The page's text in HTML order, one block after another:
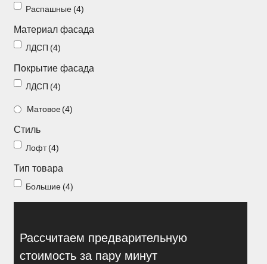
Распашные шкафы
+7 (926) 192-03-75
Доставка
Сотрудничество
Оплата
Каталог
Распашные (4)
Материал фасада
ЛДСП (4)
Покрытие фасада
ЛДСП (4)
Матовое(4)
Стиль
Лофт (4)
Тип товара
Большие (4)
Рассчитаем предварительную
стоимость за пару минут